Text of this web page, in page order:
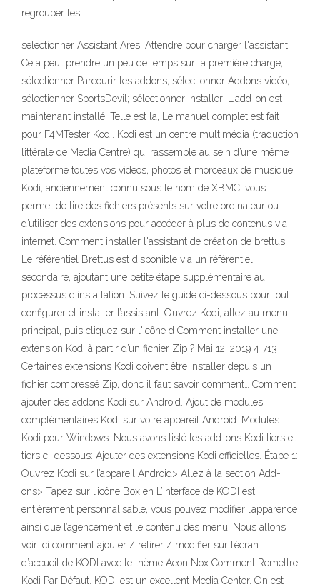
regrouper les
sélectionner Assistant Ares; Attendre pour charger l'assistant.
Cela peut prendre un peu de temps sur la première charge;
sélectionner Parcourir les addons; sélectionner Addons vidéo;
sélectionner SportsDevil; sélectionner Installer; L'add-on est
maintenant installé; Telle est la, Le manuel complet est fait
pour F4MTester Kodi. Kodi est un centre multimédia (traduction
littérale de Media Centre) qui rassemble au sein d’une même
plateforme toutes vos vidéos, photos et morceaux de musique.
Kodi, anciennement connu sous le nom de XBMC, vous
permet de lire des fichiers présents sur votre ordinateur ou
d’utiliser des extensions pour accéder à plus de contenus via
internet. Comment installer l'assistant de création de brettus.
Le référentiel Brettus est disponible via un référentiel
secondaire, ajoutant une petite étape supplémentaire au
processus d'installation. Suivez le guide ci-dessous pour tout
configurer et installer l’assistant. Ouvrez Kodi, allez au menu
principal, puis cliquez sur l'icône d Comment installer une
extension Kodi à partir d’un fichier Zip ? Mai 12, 2019 4 713
Certaines extensions Kodi doivent être installer depuis un
fichier compressé Zip, donc il faut savoir comment… Comment
ajouter des addons Kodi sur Android. Ajout de modules
complémentaires Kodi sur votre appareil Android. Modules
Kodi pour Windows. Nous avons listé les add-ons Kodi tiers et
tiers ci-dessous: Ajouter des extensions Kodi officielles. Étape 1:
Ouvrez Kodi sur l’appareil Android> Allez à la section Add-
ons> Tapez sur l’icône Box en L’interface de KODI est
entièrement personnalisable, vous pouvez modifier l’apparence
ainsi que l’agencement et le contenu des menu. Nous allons
voir ici comment ajouter / retirer / modifier sur l’écran
d’accueil de KODI avec le thème Aeon Nox Comment Remettre
Kodi Par Défaut. KODI est un excellent Media Center. On est